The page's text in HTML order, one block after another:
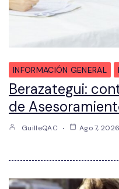
INFORMACIÓN GENERAL
Berazategui:
de
GuilleQAC Ago 7, 2026